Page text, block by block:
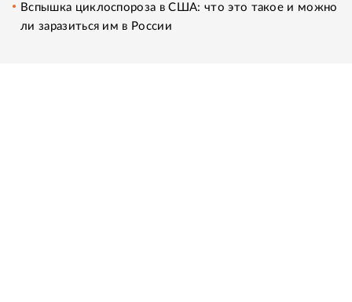
Вспышка циклоспороза в США: что это такое и можно
ли заразиться им в России